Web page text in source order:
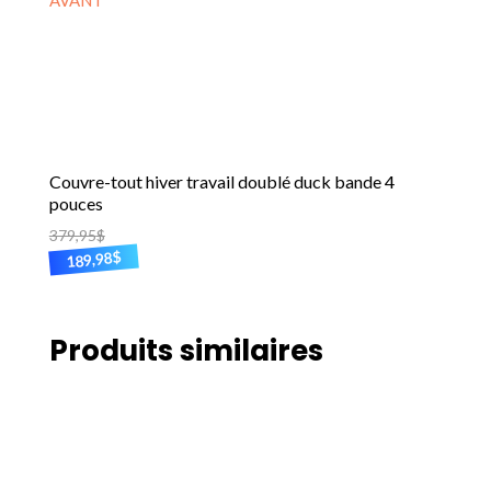
Couvre-tout hiver travail doublé duck bande 4
pouces
379,95$
189,98$
Ce
plusieurs
Produits similaires